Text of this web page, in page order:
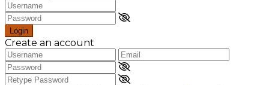
Login
Create an account